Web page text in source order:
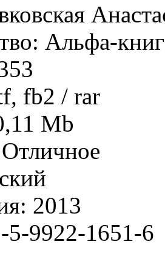
Альфа-
fb2 / rar
Mb
Отличное
2013
5-9922-1651-6